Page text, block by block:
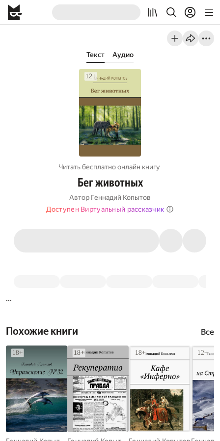
Текст Аудио
Читать бесплатно онлайн книгу
Бег животных
Автор Геннадий Копытов
Доступен Виртуальный рассказчик
...
Похожие книги Все